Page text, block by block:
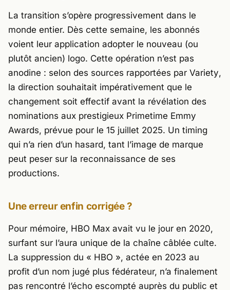
La transition s’opère progressivement dans le
monde entier. Dès cette semaine, les abonnés
voient leur application adopter le nouveau (ou
plutôt ancien) logo. Cette opération n’est pas
anodine : selon des sources rapportées par Variety,
la direction souhaitait impérativement que le
changement soit effectif avant la révélation des
nominations aux prestigieux Primetime Emmy
Awards, prévue pour le 15 juillet 2025. Un timing
qui n’a rien d’un hasard, tant l’image de marque
peut peser sur la reconnaissance de ses
productions.
Une erreur enfin corrigée ?
Pour mémoire, HBO Max avait vu le jour en 2020,
surfant sur l’aura unique de la chaîne câblée culte.
La suppression du « HBO », actée en 2023 au
profit d’un nom jugé plus fédérateur, n’a finalement
pas rencontré l’écho escompté auprès du public et